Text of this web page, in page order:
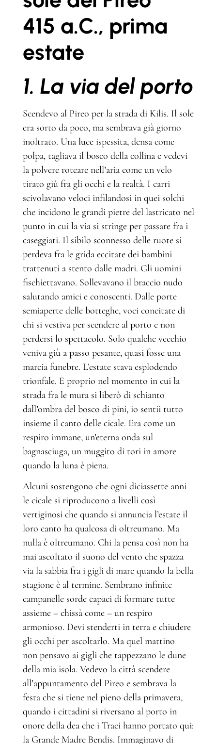
415 a.C., prima
estate
1. La via del porto
Scendevo al Pireo per la strada di Kilis. Il sole
era sorto da poco, ma sembrava già giorno
inoltrato. Una luce ispessita, densa come
polpa, tagliava il bosco della collina e vedevi
la polvere roteare nell’aria come un velo
tirato giù fra gli occhi e la realtà. I carri
scivolavano veloci infilandosi in quei solchi
che incidono le grandi pietre del lastricato nel
punto in cui la via si stringe per passare fra i
caseggiati. Il sibilo sconnesso delle ruote si
perdeva fra le grida eccitate dei bambini
trattenuti a stento dalle madri. Gli uomini
fischiettavano. Sollevavano il braccio nudo
salutando amici e conoscenti. Dalle porte
semiaperte delle botteghe, voci concitate di
chi si vestiva per scendere al porto e non
perdersi lo spettacolo. Solo qualche vecchio
veniva giù a passo pesante, quasi fosse una
marcia funebre. L’estate stava esplodendo
trionfale. E proprio nel momento in cui la
strada fra le mura si liberò di schianto
dall’ombra del bosco di pini, io sentii tutto
insieme il canto delle cicale. Era come un
respiro immane, un’eterna onda sul
bagnasciuga, un muggito di tori in amore
quando la luna è piena.
Alcuni sostengono che ogni diciassette anni
le cicale si riproducono a livelli così
vertiginosi che quando si annuncia l’estate il
loro canto ha qualcosa di oltreumano. Ma
nulla è oltreumano. Chi la pensa così non ha
mai ascoltato il suono del vento che spazza
via la sabbia fra i gigli di mare quando la bella
stagione è al termine. Sembrano infinite
campanelle sorde capaci di formare tutte
assieme – chissà come – un respiro
armonioso. Devi stenderti in terra e chiudere
gli occhi per ascoltarlo. Ma quel mattino
non pensavo ai gigli che tappezzano le dune
della mia isola. Vedevo la città scendere
all’appuntamento del Pireo e sembrava la
festa che si tiene nel pieno della primavera,
quando i cittadini si riversano al porto in
onore della dea che i Traci hanno portato qui:
la Grande Madre Bendis. Immaginavo di